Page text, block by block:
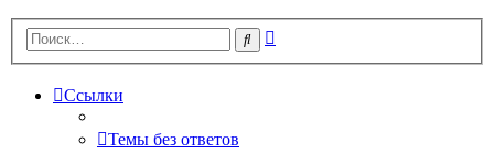
Поиск
Ссылки
Темы без ответов